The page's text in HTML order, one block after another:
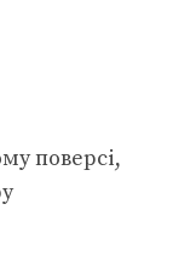
поверсі,